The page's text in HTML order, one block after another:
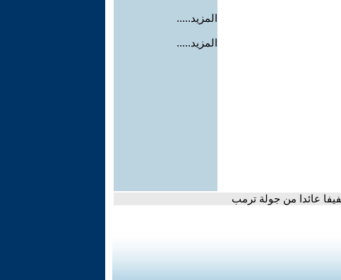
المزيد.....
المزيد.....
عائدا من جولة ترمب